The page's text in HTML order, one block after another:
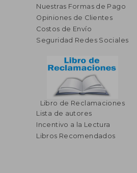
Nuestras Formas de Pago
Opiniones de Clientes
Costos de Envío
Seguridad Redes Sociales
Libro de Reclamaciones
Lista de autores
Incentivo a la Lectura
Libros Recomendados